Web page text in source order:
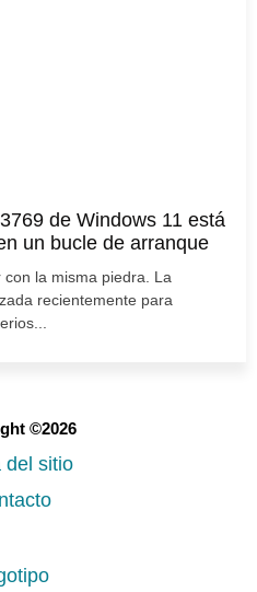
de Windows 11 está
un bucle de arranque
la misma piedra. La
recientemente para
©2026
del sitio